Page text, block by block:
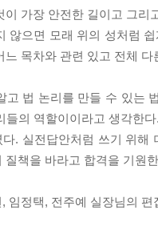
이 가장 안전한 길이고 그
않으면 모래 위의 성처럼
느 목차와 관련 있고 전체
고 법 논리를 만들 수 있는
들의 역할이이라고 생각한
. 실전답안처럼 쓰기 위
질책을 바라고 합격을 기원
임정택, 전주예 실장님의